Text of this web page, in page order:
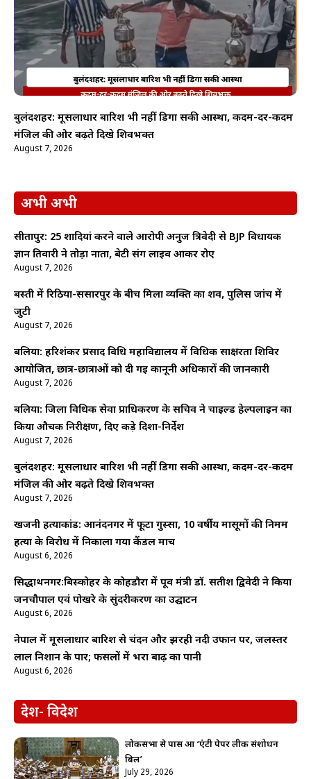
बुलंदशहर: मूसलाधार बारिश भी नहीं डिगा सकी आस्था, कदम-दर-कदम
मंजिल की ओर बढ़ते दिखे शिवभक्त
August 7, 2026
अभी अभी
सीतापुर: 25 शादियां करने वाले आरोपी अनुज त्रिवेदी से BJP विधायक
ज्ञान तिवारी ने तोड़ा नाता, बेटी संग लाइव आकर रोए
August 7, 2026
बस्ती में रिठिया-ससारपुर के बीच मिला व्यक्ति का शव, पुलिस जांच में
जुटी
August 7, 2026
बलिया: हरिशंकर प्रसाद विधि महाविद्यालय में विधिक साक्षरता शिविर
आयोजित, छात्र-छात्राओं को दी गई कानूनी अधिकारों की जानकारी
August 7, 2026
बलिया: जिला विधिक सेवा प्राधिकरण के सचिव ने चाइल्ड हेल्पलाइन का
किया औचक निरीक्षण, दिए कड़े दिशा-निर्देश
August 7, 2026
बुलंदशहर: मूसलाधार बारिश भी नहीं डिगा सकी आस्था, कदम-दर-कदम
मंजिल की ओर बढ़ते दिखे शिवभक्त
August 7, 2026
खजनी हत्याकांड: आनंदनगर में फूटा गुस्सा, 10 वर्षीय मासूमों की निर्मम
हत्या के विरोध में निकाला गया कैंडल मार्च
August 6, 2026
सिद्धार्थनगर:बिस्कोहर के कोहडौरा में पूर्व मंत्री डॉ. सतीश द्विवेदी ने किया
जनचौपाल एवं पोखरे के सुंदरीकरण का उद्घाटन
August 6, 2026
नेपाल में मूसलाधार बारिश से चंदन और झरही नदी उफान पर, जलस्तर
लाल निशान के पार; फसलों में भरा बाढ़ का पानी
August 6, 2026
देश- विदेश
लोकसभा से पास हुआ ‘एंटी पेपर लीक संशोधन
बिल’
July 29, 2026